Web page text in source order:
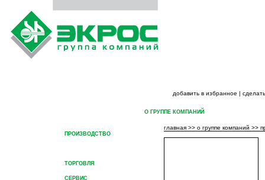
добавить в избранное |
О ГРУППЕ КОМПАНИЙ
ПРОИЗВОДСТВО
ТОРГОВЛЯ
СЕРВИС
главная >> о группе компаний >>